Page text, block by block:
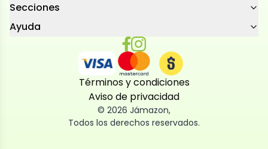
Secciones
Ayuda
Términos y condiciones
Aviso de privacidad
© 2026 Jámazon,
Todos los derechos reservados.